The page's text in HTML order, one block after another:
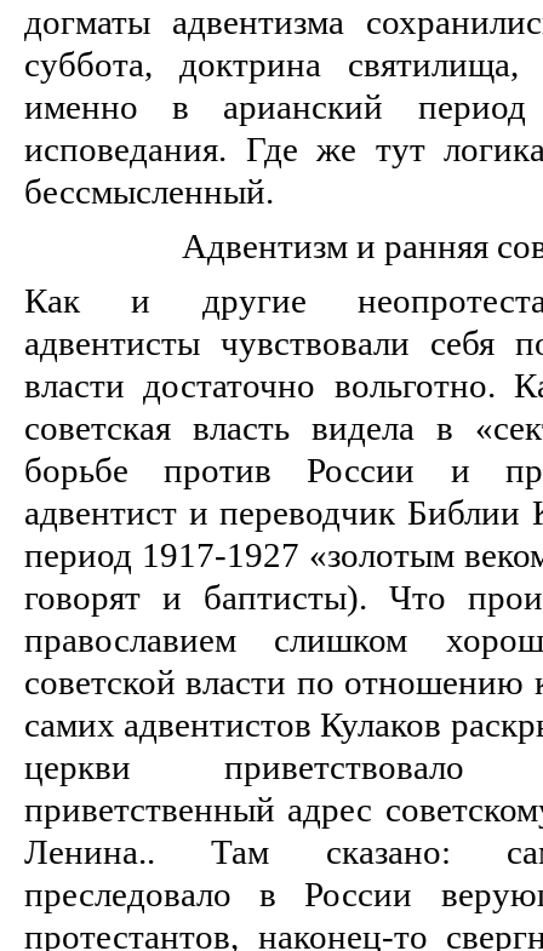
догматы адвентизма
суббота, доктрина
именно в арианский период
исповедания. Где же тут
бессмысленный.
Адвентизм и ранняя
Как и другие
адвентисты чувствовали себя
власти достаточно вольготно.
советская власть видела в
борьбе против России и
адвентист и переводчик Библии
период 1917-1927 «золотым
говорят и баптисты). Что
православием слишком
советской власти по отношению
самих адвентистов Кулаков
церкви
приветственный адрес
Ленина.. Там сказано:
преследовало в России
протестантов, наконец-то